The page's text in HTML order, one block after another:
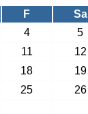
F
Sa
4
5
11
12
18
19
25
26